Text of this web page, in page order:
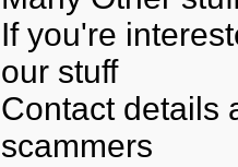
If you're
our stuff
Contact details
scammers